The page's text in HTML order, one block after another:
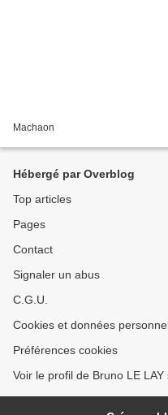
Machaon
Hébergé par Overblog
Top articles
Pages
Contact
Signaler un abus
C.G.U.
Cookies et données
Préférences cookies
Voir le profil de Bruno LE